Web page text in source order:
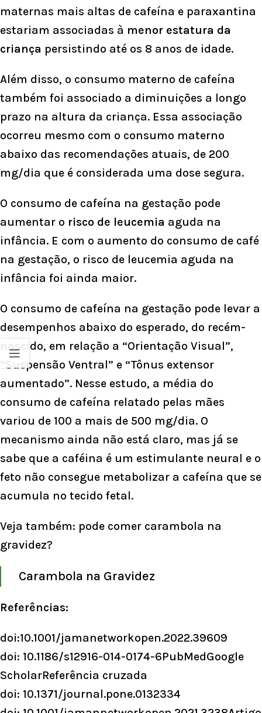
maternas mais altas de cafeína e paraxantina
estariam associadas à menor estatura da
criança persistindo até os 8 anos de idade.
Além disso, o consumo materno de cafeína
também foi associado a diminuições a longo
prazo na altura da criança. Essa associação
ocorreu mesmo com o consumo materno
abaixo das recomendações atuais, de 200
mg/dia que é considerada uma dose segura.
O consumo de cafeína na gestação pode
aumentar o risco de leucemia aguda na
infância. E com o aumento do consumo de café
na gestação, o risco de leucemia aguda na
infância foi ainda maior.
O consumo de cafeína na gestação pode levar a
desempenhos abaixo do esperado, do recém-
nascido, em relação a “Orientação Visual”,
“Suspensão Ventral” e “Tônus extensor
aumentado”. Nesse estudo, a média do
consumo de cafeína relatado pelas mães
variou de 100 a mais de 500 mg/dia. O
mecanismo ainda não está claro, mas já se
sabe que a caféina é um estimulante neural e o
feto não consegue metabolizar a cafeína que se
acumula no tecido fetal.
Veja também: pode comer carambola na
gravidez?
Carambola na Gravidez
Referências:
doi:10.1001/jamanetworkopen.2022.39609
doi: 10.1186/s12916-014-0174-6PubMedGoogle
ScholarReferência cruzada
doi: 10.1371/journal.pone.0132334